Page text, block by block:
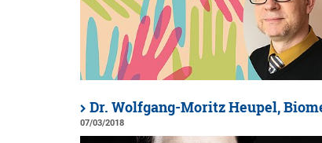
Dr. Wolfgang-Moritz Heupel,
07/03/2018